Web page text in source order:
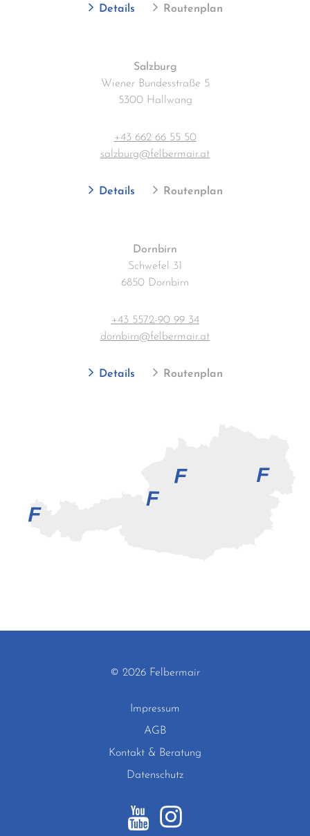
Details Routenplan
Salzburg
Wiener Bundesstraße 5
5300 Hallwang
+43 662 66 55 50
salzburg@felbermair.at
Details Routenplan
Dornbirn
Schwefel 31
6850 Dornbirn
+43 5572-90 99 34
dornbirn@felbermair.at
Details Routenplan
© 2026 Felbermair
Impressum
AGB
Kontakt & Beratung
Datenschutz